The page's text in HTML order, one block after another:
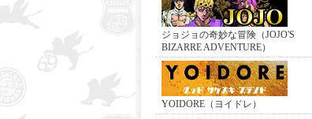
ジョジョの奇妙な冒険（JOJO'S
BIZARRE ADVENTURE）
YOIDORE（ヨイドレ）